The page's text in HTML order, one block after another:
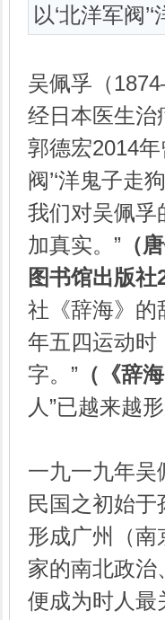
以‘北洋军阀
吴佩孚（
经日本医生治
郭德宏2014
阀’‘洋鬼子走
我们对吴佩孚
加真实。” （
图书馆出版社
社《辞海》的
年五四运动时
字。” （ 《辞海
人”已越来越
一九一九年吴
民国之初始于
形成广州（南
家的南北政治
便成为时人最